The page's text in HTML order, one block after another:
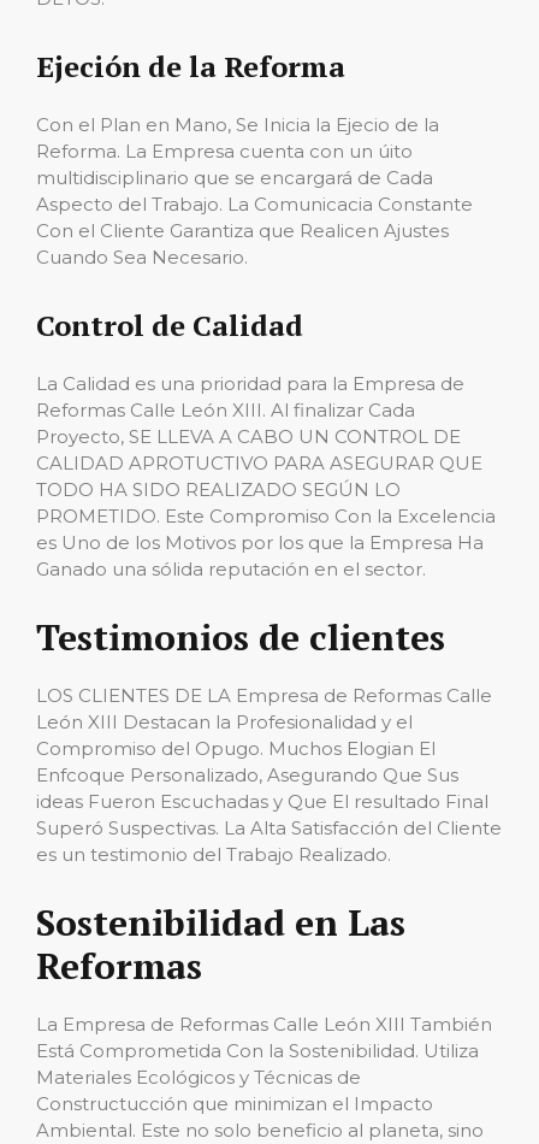
Ejeción de la Reforma
Con el Plan en Mano, Se Inicia la Ejecio de la
Reforma. La Empresa cuenta con un úito
multidisciplinario que se encargará de Cada
Aspecto del Trabajo. La Comunicacia Constante
Con el Cliente Garantiza que Realicen Ajustes
Cuando Sea Necesario.
Control de Calidad
La Calidad es una prioridad para la Empresa de
Reformas Calle León XIII. Al finalizar Cada
Proyecto, SE LLEVA A CABO UN CONTROL DE
CALIDAD APROTUCTIVO PARA ASEGURAR QUE
TODO HA SIDO REALIZADO SEGÚN LO
PROMETIDO. Este Compromiso Con la Excelencia
es Uno de los Motivos por los que la Empresa Ha
Ganado una sólida reputación en el sector.
Testimonios de clientes
LOS CLIENTES DE LA Empresa de Reformas Calle
León XIII Destacan la Profesionalidad y el
Compromiso del Opugo. Muchos Elogian El
Enfcoque Personalizado, Asegurando Que Sus
ideas Fueron Escuchadas y Que El resultado Final
Superó Suspectivas. La Alta Satisfacción del Cliente
es un testimonio del Trabajo Realizado.
Sostenibilidad en Las
Reformas
La Empresa de Reformas Calle León XIII También
Está Comprometida Con la Sostenibilidad. Utiliza
Materiales Ecológicos y Técnicas de
Constructucción que minimizan el Impacto
Ambiental. Este no solo beneficio al planeta, sino